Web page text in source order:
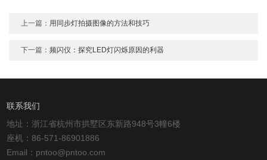
上一篇： 用同步灯拍摄图像的方法和技巧
下一篇：频闪仪：探究LED灯闪烁原因的利器
联系我们
地址：浙江省杭州市拱墅区东新路948号3幢6楼
座机：86-571-86901886
Email：pntoo@pntoo.com